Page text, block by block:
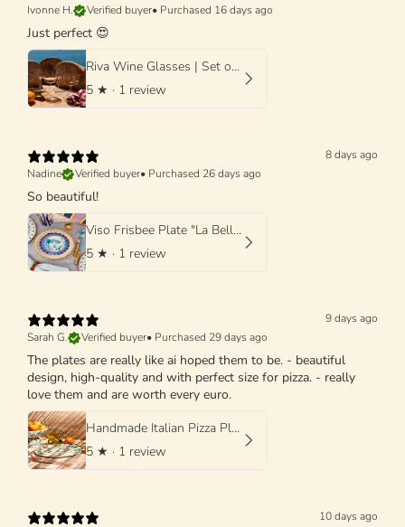
Ivonne H.
Verified buyer• Purchased 16 days ago
Just perfect 😍
Riva Wine Glasses | Set of 4 Handmade Wine Glasses
5 ★ · 1 review
8 days ago
Nadine
Verified buyer• Purchased 26 days ago
So beautiful!
Viso Frisbee Plate "La Bella Donna di Grottaglie" 25cm
5 ★ · 1 review
9 days ago
Sarah G.
Verified buyer• Purchased 29 days ago
The plates are really like ai hoped them to be. - beautiful
design, high-quality and with perfect size for pizza. - really
love them and are worth every euro.
Handmade Italian Pizza Plate 33 cm | Schizzato Design
5 ★ · 1 review
10 days ago